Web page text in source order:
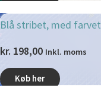
Blå stribet, med
kr. 198,00 Inkl. moms
Køb her